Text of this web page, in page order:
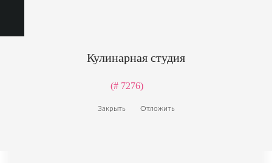
Кулинарная студия
(# 7276)
Закрыть Отложить